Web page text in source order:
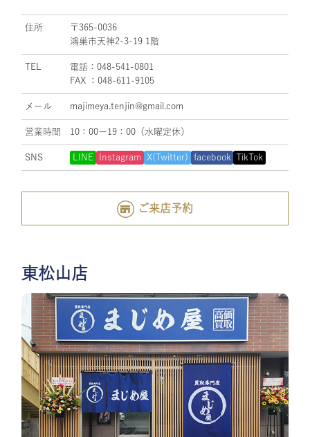
住所
〒365-0036
鴻巣市天神2-3-19 1階
TEL
電話：048-541-0801
FAX ：048-611-9105
メール majimeya.tenjin@gmail.com
営業時間 10：00ー19：00（水曜定休）
SNS LINE Instagram X(Twitter) facebook TikTok
ご来店予約
東松山店